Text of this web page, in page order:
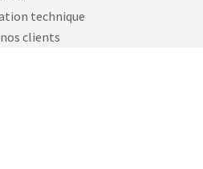
technique
clients